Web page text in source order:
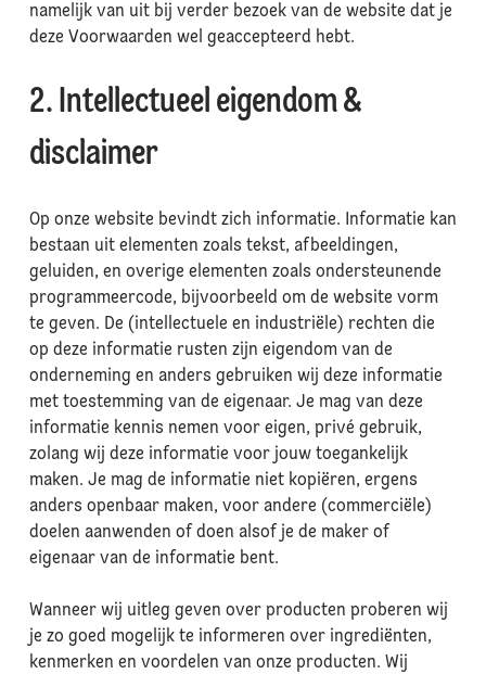
namelijk van uit bij verder bezoek van de website dat je
deze Voorwaarden wel geaccepteerd hebt.
2. Intellectueel eigendom &
disclaimer
Op onze website bevindt zich informatie. Informatie kan
bestaan uit elementen zoals tekst, afbeeldingen,
geluiden, en overige elementen zoals ondersteunende
programmeercode, bijvoorbeeld om de website vorm
te geven. De (intellectuele en industriële) rechten die
op deze informatie rusten zijn eigendom van de
onderneming en anders gebruiken wij deze informatie
met toestemming van de eigenaar. Je mag van deze
informatie kennis nemen voor eigen, privé gebruik,
zolang wij deze informatie voor jouw toegankelijk
maken. Je mag de informatie niet kopiëren, ergens
anders openbaar maken, voor andere (commerciële)
doelen aanwenden of doen alsof je de maker of
eigenaar van de informatie bent.
Wanneer wij uitleg geven over producten proberen wij
je zo goed mogelijk te informeren over ingrediënten,
kenmerken en voordelen van onze producten. Wij